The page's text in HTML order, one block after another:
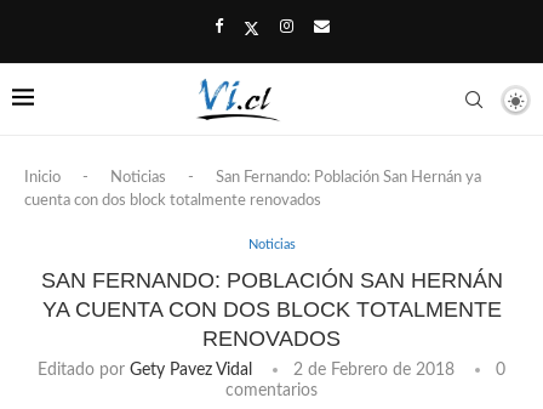
Inicio - Noticias -
San Fernando: Población San Hernán ya
cuenta con dos block totalmente renovados
Noticias
SAN FERNANDO: POBLACIÓN SAN HERNÁN
YA CUENTA CON DOS BLOCK TOTALMENTE
RENOVADOS
Editado por Gety Pavez Vidal 2 de Febrero de 2018
0
comentarios